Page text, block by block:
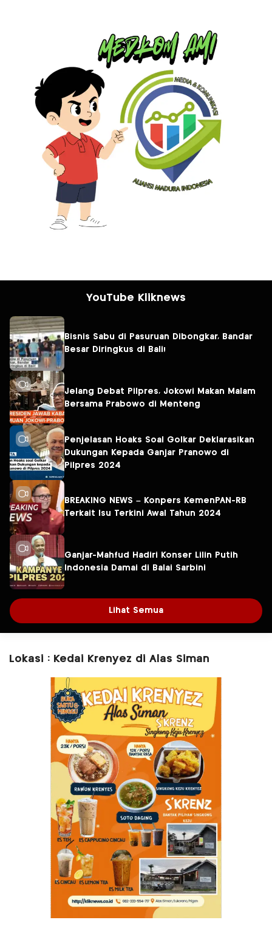
YouTube Kliknews
Bisnis Sabu di Pasuruan Dibongkar, Bandar
Besar Diringkus di Bali!
Jelang Debat Pilpres, Jokowi Makan Malam
Bersama Prabowo di Menteng
Penjelasan Hoaks Soal Golkar Deklarasikan
Dukungan Kepada Ganjar Pranowo di
Pilpres 2024
BREAKING NEWS – Konpers KemenPAN-RB
Terkait Isu Terkini Awal Tahun 2024
Ganjar-Mahfud Hadiri Konser Lilin Putih
Indonesia Damai di Balai Sarbini
Lihat Semua
Lokasi : Kedai Krenyez di Alas Siman